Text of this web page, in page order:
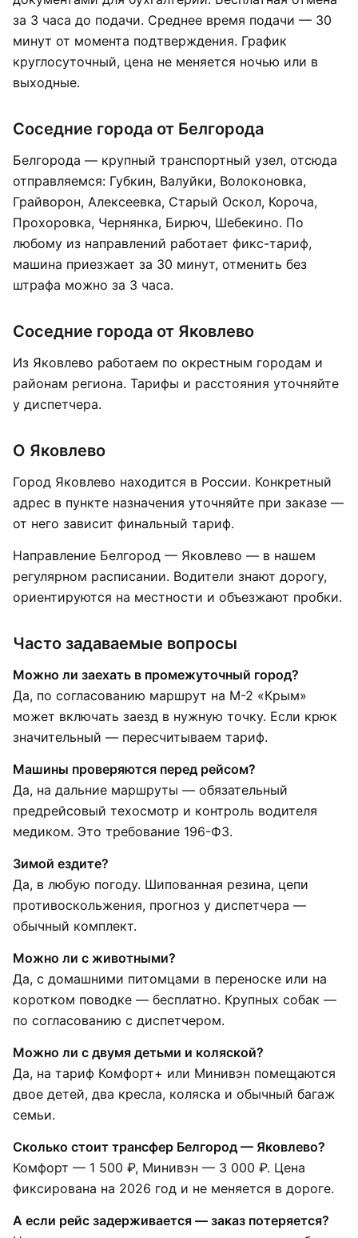
за 3 часа до подачи. Среднее время подачи — 30
минут от момента подтверждения. График
круглосуточный, цена не меняется ночью или в
выходные.
Соседние города от Белгорода
Белгорода — крупный транспортный узел, отсюда
отправляемся: Губкин, Валуйки, Волоконовка,
Грайворон, Алексеевка, Старый Оскол, Корочa,
Прохоровка, Чернянка, Бирюч, Шебекино. По
любому из направлений работает фикс-тариф,
машина приезжает за 30 минут, отменить без
штрафа можно за 3 часа.
Соседние города от Яковлево
Из Яковлево работаем по окрестным городам и
районам региона. Тарифы и расстояния уточняйте
у диспетчера.
О Яковлево
Город Яковлево находится в России. Конкретный
адрес в пункте назначения уточняйте при заказе —
от него зависит финальный тариф.
Направление Белгород — Яковлево — в нашем
регулярном расписании. Водители знают дорогу,
ориентируются на местности и объезжают пробки.
Часто задаваемые вопросы
Можно ли заехать в промежуточный город?
Да, по согласованию маршрут на М-2 «Крым»
может включать заезд в нужную точку. Если крюк
значительный — пересчитываем тариф.
Машины проверяются перед рейсом?
Да, на дальние маршруты — обязательный
предрейсовый техосмотр и контроль водителя
медиком. Это требование 196-ФЗ.
Зимой ездите?
Да, в любую погоду. Шипованная резина, цепи
противоскольжения, прогноз у диспетчера —
обычный комплект.
Можно ли с животными?
Да, с домашними питомцами в переноске или на
коротком поводке — бесплатно. Крупных собак —
по согласованию с диспетчером.
Можно ли с двумя детьми и коляской?
Да, на тариф Комфорт+ или Минивэн помещаются
двое детей, два кресла, коляска и обычный багаж
семьи.
Сколько стоит трансфер Белгород — Яковлево?
Комфорт — 1 500 ₽, Минивэн — 3 000 ₽. Цена
фиксирована на 2026 год и не меняется в дороге.
А если рейс задерживается — заказ потеряется?